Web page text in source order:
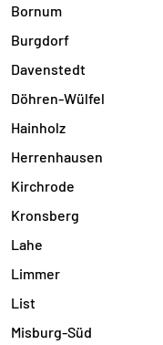
Bornum
Burgdorf
Davenstedt
Döhren-Wülfel
Hainholz
Herrenhausen
Kirchrode
Kronsberg
Lahe
Limmer
List
Misburg-Süd